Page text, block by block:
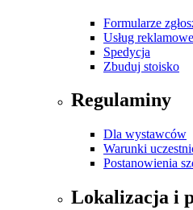
Formularze
Usług reklamowe
Spedycja
Zbuduj stoisko
Regulaminy
Dla wystawców
Warunki
Postanowienia
Lokalizacja i